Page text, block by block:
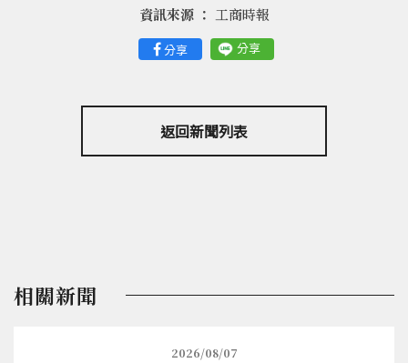
分享 分享
資訊來源 ： 工商時報
返回新聞列表
相關新聞
2026/08/07